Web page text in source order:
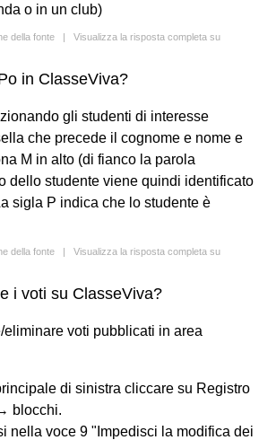
o in un club)
della fonte | Visualizza la risposta completa su
in ClasseViva?
gli studenti di interesse
che precede il cognome e nome e
M in alto (di fianco la parola
dello studente viene quindi identificato
sigla P indica che lo studente è
della fonte | Visualizza la risposta completa su
i voti su ClasseViva?
voti pubblicati in area
di sinistra cliccare su Registro
blocchi.
nella voce 9 "Impedisci la modifica dei